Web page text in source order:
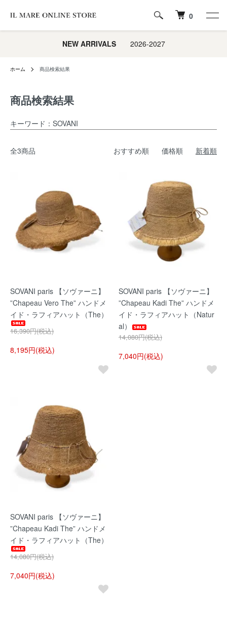
0
NEW ARRIVALS2026-2027
ホーム 商品検索結果
商品検索結果
キーワード：SOVANI
全3商品 おすすめ順 価格順 新着順
SOVANI paris 【ソヴァーニ】
”Chapeau Vero The” ハンドメ
イド・ラフィアハット（The）
16,390円(税込)
8,195円(税込)
SOVANI paris 【ソヴァーニ】
”Chapeau Kadi The” ハンドメ
イド・ラフィアハット（Natur
al）
14,080円(税込)
7,040円(税込)
SOVANI paris 【ソヴァーニ】
”Chapeau Kadi The” ハンドメ
イド・ラフィアハット（The）
14,080円(税込)
7,040円(税込)